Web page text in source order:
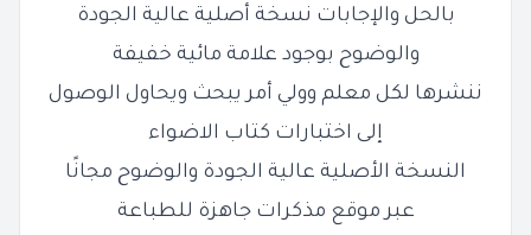
بالحل والإجابات نسخة أصلية عالية الجودة
والوضوح بوجود علامة مائية خفيفة
ننشرها لكل معلم وولي أمر يبحث ويحاول الوصول
إلى اختبارات كتاب الاضواء
النسخة الأصلية عالية الجودة والوضوح مجانًا
عبر موقع مذكرات جاهزة للطباعة